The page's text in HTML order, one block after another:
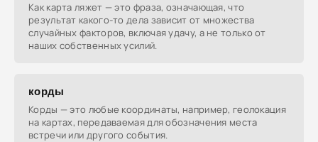
Как карта ляжет — это фраза, означающая, что
результат какого-то дела зависит от множества
случайных факторов, включая удачу, а не только от
наших собственных усилий.
корды
Корды — это любые координаты, например, геолокация
на картах, передаваемая для обозначения места
встречи или другого события.